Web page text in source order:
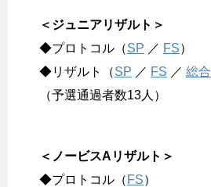
＜ジュニアリザルト＞
◆プロトコル（SP ／ FS）
◆リザルト（SP ／ FS ／ 総合
（予選通過者数13人）
＜ノービスAリザルト＞
◆プロトコル（ FS）